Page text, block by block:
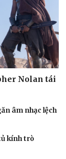
Nolan tái
âm nhạc lệch
kính trò